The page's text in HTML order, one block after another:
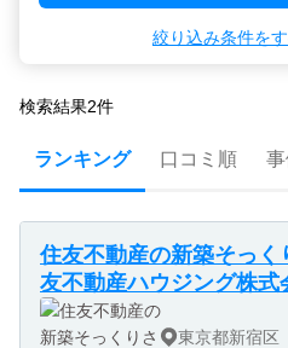
絞り込み条件を
検索結果2件
ランキング 口コミ順
住友不動産の新築そっ
友不動産ハウジング株式
東京都新宿区